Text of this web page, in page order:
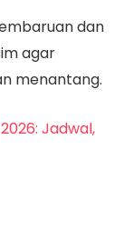
dan
agar
menantang.
Jadwal,